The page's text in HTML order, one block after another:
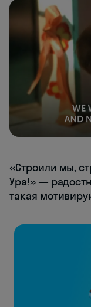
«Строили мы,
Ура!» —
такая